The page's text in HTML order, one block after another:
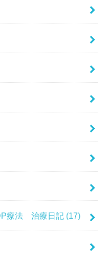
療法 治療日記 (17)